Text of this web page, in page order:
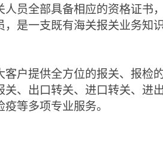
人员全部具备相应的资格证书
，是一支既有海关报关业务知
客户提供全方位的报关、报检
关、出口转关、进口转关、进
等多项专业服务。